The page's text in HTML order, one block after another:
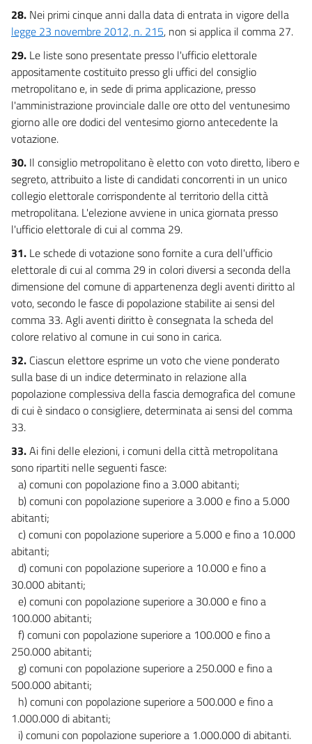
28. Nei primi cinque anni dalla data di entrata in vigore della
legge 23 novembre 2012, n. 215, non si applica il comma 27.
29. Le liste sono presentate presso l'ufficio elettorale
appositamente costituito presso gli uffici del consiglio
metropolitano e, in sede di prima applicazione, presso
l'amministrazione provinciale dalle ore otto del ventunesimo
giorno alle ore dodici del ventesimo giorno antecedente la
votazione.
30. Il consiglio metropolitano è eletto con voto diretto, libero e
segreto, attribuito a liste di candidati concorrenti in un unico
collegio elettorale corrispondente al territorio della città
metropolitana. L'elezione avviene in unica giornata presso
l'ufficio elettorale di cui al comma 29.
31. Le schede di votazione sono fornite a cura dell'ufficio
elettorale di cui al comma 29 in colori diversi a seconda della
dimensione del comune di appartenenza degli aventi diritto al
voto, secondo le fasce di popolazione stabilite ai sensi del
comma 33. Agli aventi diritto è consegnata la scheda del
colore relativo al comune in cui sono in carica.
32. Ciascun elettore esprime un voto che viene ponderato
sulla base di un indice determinato in relazione alla
popolazione complessiva della fascia demografica del comune
di cui è sindaco o consigliere, determinata ai sensi del comma
33.
33.Ai fini delle elezioni, i comuni della città metropolitana
sono ripartiti nelle seguenti fasce:
a) comuni con popolazione fino a 3.000 abitanti;
b) comuni con popolazione superiore a 3.000 e fino a 5.000
abitanti;
c) comuni con popolazione superiore a 5.000 e fino a 10.000
abitanti;
d) comuni con popolazione superiore a 10.000 e fino a
30.000 abitanti;
e) comuni con popolazione superiore a 30.000 e fino a
100.000 abitanti;
f) comuni con popolazione superiore a 100.000 e fino a
250.000 abitanti;
g) comuni con popolazione superiore a 250.000 e fino a
500.000 abitanti;
h) comuni con popolazione superiore a 500.000 e fino a
1.000.000 di abitanti;
i) comuni con popolazione superiore a 1.000.000 di abitanti.